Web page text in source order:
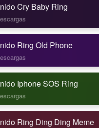
Cry Baby Ring
Ring Old Phone
Iphone SOS Ring
Ring Ding Ding Meme